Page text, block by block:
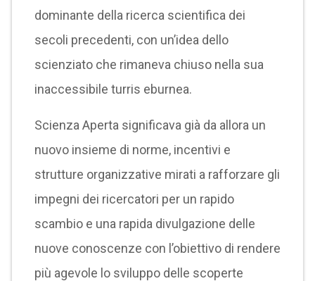
dominante della ricerca scientifica dei
secoli precedenti, con un’idea dello
scienziato che rimaneva chiuso nella sua
inaccessibile turris eburnea.
Scienza Aperta significava già da allora un
nuovo insieme di norme, incentivi e
strutture organizzative mirati a rafforzare gli
impegni dei ricercatori per un rapido
scambio e una rapida divulgazione delle
nuove conoscenze con l’obiettivo di rendere
più agevole lo sviluppo delle scoperte